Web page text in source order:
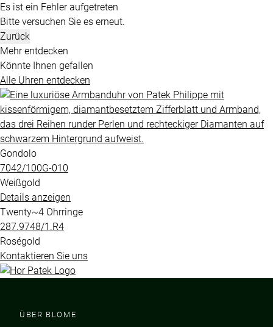
Es ist ein Fehler aufgetreten
Bitte versuchen Sie es erneut.
Zurück
Mehr entdecken
Könnte Ihnen gefallen
Alle Uhren entdecken
Gondolo
7042​/100G​-010
Weißgold
Details anzeigen
Twenty~4 Ohrringe
287.9748​/1.R4
Roségold
Kontaktieren Sie uns
ÜBER BLOME